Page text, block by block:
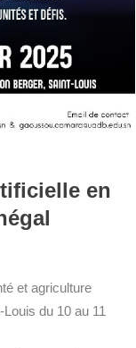
en
et agriculture
du 10 au 11